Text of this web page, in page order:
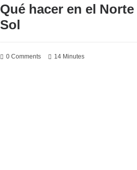
Qué hacer en el
Sol
0 Comments 14 Minutes